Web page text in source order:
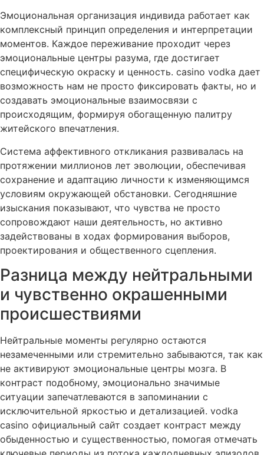
Эмоциональная организация индивида работает как
комплексный принцип определения и интерпретации
моментов. Каждое переживание проходит через
эмоциональные центры разума, где достигает
специфическую окраску и ценность. casino vodka дает
возможность нам не просто фиксировать факты, но и
создавать эмоциональные взаимосвязи с
происходящим, формируя обогащенную палитру
житейского впечатления.
Система аффективного откликания развивалась на
протяжении миллионов лет эволюции, обеспечивая
сохранение и адаптацию личности к изменяющимся
условиям окружающей обстановки. Сегодняшние
изыскания показывают, что чувства не просто
сопровождают наши деятельность, но активно
задействованы в ходах формирования выборов,
проектирования и общественного сцепления.
Разница между нейтральными
и чувственно окрашенными
происшествиями
Нейтральные моменты регулярно остаются
незамеченными или стремительно забываются, так как
не активируют эмоциональные центры мозга. В
контраст подобному, эмоционально значимые
ситуации запечатлеваются в запоминании с
исключительной яркостью и детализацией. vodka
casino официальный сайт создает контраст между
обыденностью и существенностью, помогая отмечать